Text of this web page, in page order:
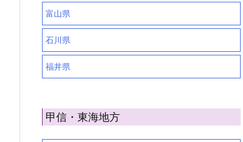
富山県
石川県
福井県
甲信・東海地方